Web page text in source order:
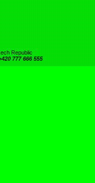
Republic
777 666 555